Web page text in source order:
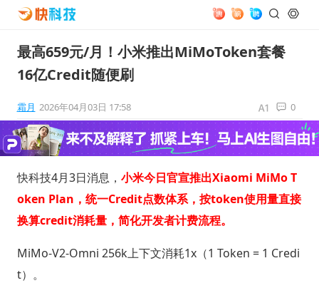
最高659元/月！小米推出MiMoToken套餐
16亿Credit随便刷
霜月 2026年04月03日 17:58 0
快科技4月3日消息， 小米今日官宣推出Xiaomi MiMo T
oken Plan，统一Credit点数体系，按token使用量直接
换算credit消耗量，简化开发者计费流程。
MiMo-V2-Omni 256k上下文消耗1x（1 Token = 1 Credi
t）。